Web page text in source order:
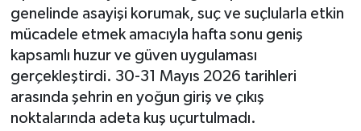
genelinde asayişi korumak, suç ve suçlularla etkin
mücadele etmek amacıyla hafta sonu geniş
kapsamlı huzur ve güven uygulaması
gerçekleştirdi. 30-31 Mayıs 2026 tarihleri
arasında şehrin en yoğun giriş ve çıkış
noktalarında adeta kuş uçurtulmadı.
BİLİM VE TEKNOLOJİ
EĞİTİM
GENEL
Tüm Manşetler
Son Dakika Haberleri
Haber Arşivi